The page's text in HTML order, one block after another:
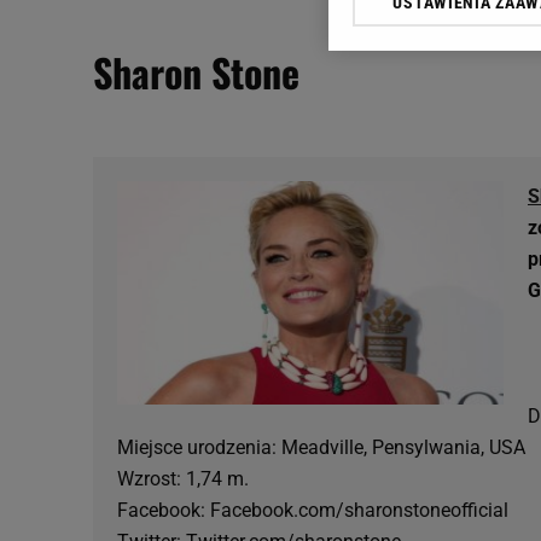
Sharon Stone
Miejsce urodzenia: Meadville, Pensylwania, USA
Wzrost: 1,74 m.
Facebook: Facebook.com/sharonstoneofficial
Klikając „Akceptuję”
Użycie dokładnych
Przechowywanie
badnie odbiorców i